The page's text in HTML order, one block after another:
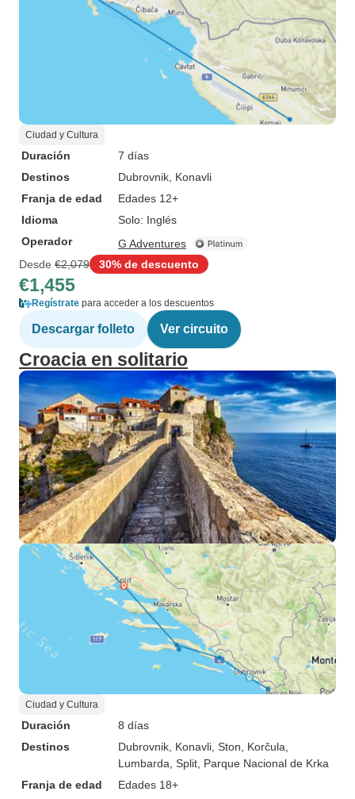
Ciudad y Cultura
Duración
7 días
Destinos
Dubrovnik , Konavli
Franja de edad
Edades 12+
Idioma
Solo: Inglés
Operador
G Adventures
Desde €2,079 30% de descuento
€1,455
Regístrate para acceder a los descuentos
Descargar folleto Ver circuito
Croacia en solitario
Ciudad y Cultura
Duración
8 días
Destinos
Dubrovnik , Konavli , Ston , Korčula
Lumbarda , Split , Parque Nacional de Krka
Franja de edad
Edades 18+